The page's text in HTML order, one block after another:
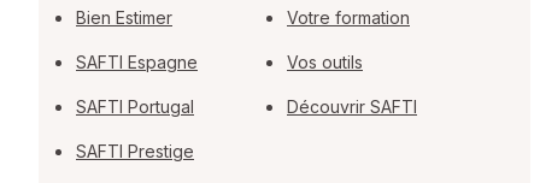
Bien Estimer
SAFTI Espagne
SAFTI Portugal
SAFTI Prestige
Votre formation
Vos outils
Découvrir SAFTI